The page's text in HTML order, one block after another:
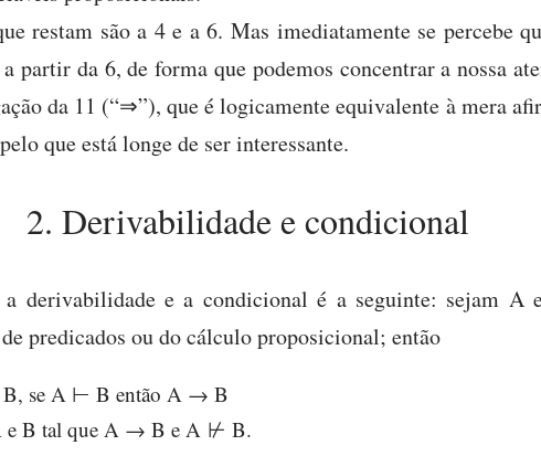
restam são a 4 e a 6. Mas imediatamente se percebe
partir da 6, de forma que podemos concentrar a nossa
da 11 (“⇒”), que é logicamente equivalente à mera
que está longe de ser interessante.
2. Derivabilidade e condicional
derivabilidade e a condicional é a seguinte: sejam A
predicados ou do cálculo proposicional; então
B, se A ⊢ B então A → B
e B tal que A → B e A ⊬ B.